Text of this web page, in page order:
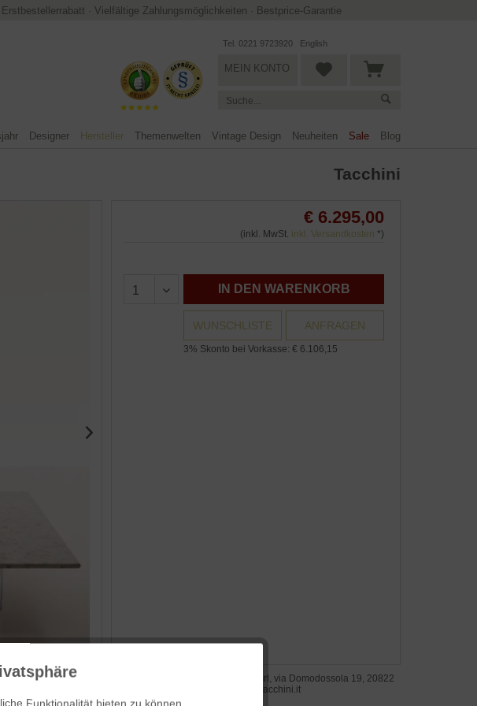
· Vielfältige Zahlungsmöglichkeiten · Bestprice-Garantie
Tel. 0221 9723920 English
MEIN KONTO
Designer Hersteller Themenwelten Vintage Design Neuheiten Sale Blog
Tacchini
€ 6.295,00
(inkl. MwSt. inkl. Versandkosten *)
IN DEN WARENKORB
WUNSCHLISTE ANFRAGEN
3% Skonto bei Vorkasse: € 6.106,15
Hersteller: Tacchini Italia Forniture srl, via Domodossola 19, 20822
Baruccana di Seveso, Italien, www.tacchini.it
Funktionalität bieten zu können.